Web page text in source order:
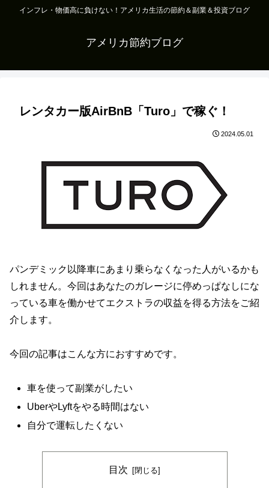
インフレ・物価高に負けない！アメリカ生活の節約＆副業＆投資ブログ
アメリカ節約ブログ
レンタカー版AirBnB「Turo」で稼ぐ！
2024.05.01
パンデミック以降車にあまり乗らなくなった人がいるかも
しれません。今回はあなたのガレージに停めっぱなしにな
っている車を働かせてエクストラの収益を得る方法をご紹
介します。
今回の記事はこんな方におすすめです。
車を使って副業がしたい
UberやLyftをやる時間はない
自分で運転したくない
目次